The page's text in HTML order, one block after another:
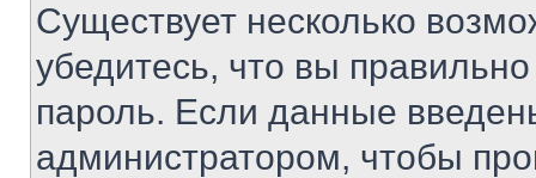
Существует несколько
убедитесь, что вы
пароль. Если данные
администратором, чтобы